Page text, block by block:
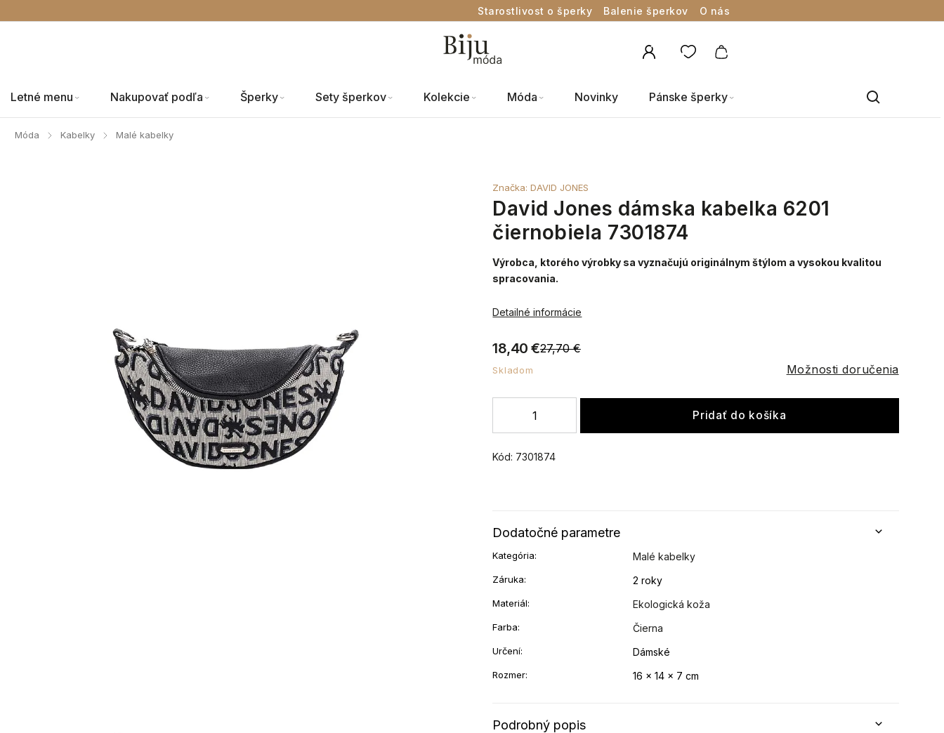
Starostlivost o šperky Balenie šperkov O nás
Letné menu Nakupovať podľa Šperky Sety šperkov Kolekcie Móda Novinky Pánske šperky
Móda / Kabelky / Malé kabelky
David Jones dámska kabelka 6201
čiernobiela 7301874
Kód: 7301874
Značka:DAVID JONES
27,70 €
18,40 €
Skladom Možnosti doručenia
Pridať do košíka
Výrobca, ktorého výrobky sa vyznačujú originálnym štýlom a vysokou kvalitou
spracovania.
Detailné informácie
Podrobný popis
Dodatočné parametre
Kategória: Malé kabelky
Záruka: 2 roky
Materiál: Ekologická koža
Farba: Čierna
Určení: Dámské
Rozmer: 16 x 14 x 7 cm